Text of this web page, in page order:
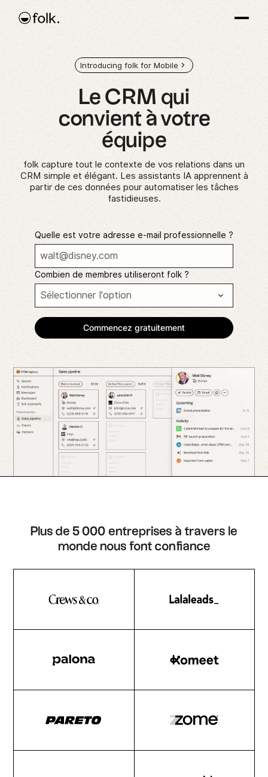
Introducing folk for Mobile
Le CRM qui
convientà votre
équipe
folk capture tout le contexte de vos relations dans un
CRM simple et élégant. Les assistants IA apprennent à
partir de ces données pour automatiser les tâches
fastidieuses.
Quelle est votre adresse e-mail professionnelle ?
Combien de membres utiliseront folk ?
Plus de 5 000 entreprises à travers le
monde nous font confiance